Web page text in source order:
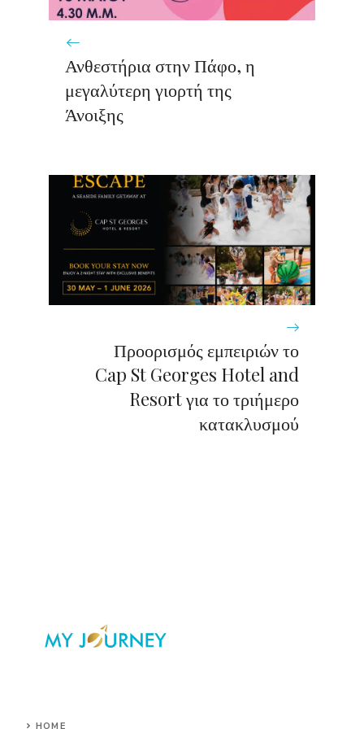
Ανθεστήρια στην Πάφο, η
μεγαλύτερη γιορτή της
Άνοιξης
Προορισμός εμπειριών το
Cap St Georges Hotel and
Resort για το τριήμερο
κατακλυσμού
HOME